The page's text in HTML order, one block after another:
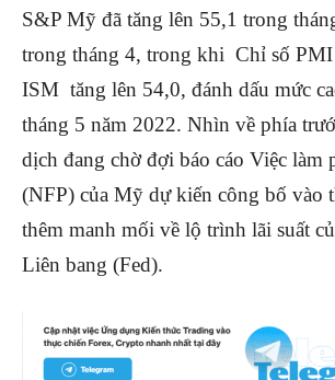
S&P Mỹ đã tăng lên 55,1 trong
trong tháng 4, trong khi Chỉ số PMI
ISM tăng lên 54,0, đánh dấu mức
tháng 5 năm 2022. Nhìn về phía
dịch đang chờ đợi báo cáo Việc làm
(NFP) của Mỹ dự kiến ​​công bố vào
thêm manh mối về lộ trình lãi suất
Liên bang (Fed).